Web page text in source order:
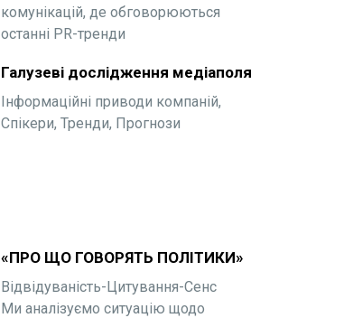
комунікацій, де обговорюються
останні PR-тренди
Галузеві дослідження медіаполя
Інформаційні приводи компаній,
Спікери, Тренди, Прогнози
«ПРО ЩО ГОВОРЯТЬ ПОЛІТИКИ»
Відвідуваність-Цитування-Сенс
Ми аналізуємо ситуацію щодо